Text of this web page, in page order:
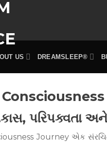
US DREAMSLEEP®
પરિપક્વતા
Journey એક સંરચિત